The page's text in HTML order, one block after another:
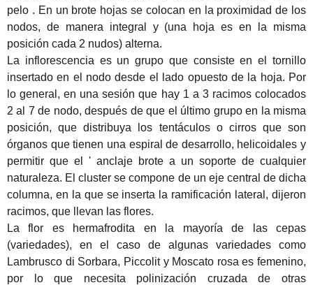
pelo . En un brote hojas se colocan en la proximidad de los
nodos, de manera integral y (una hoja es en la misma
posición cada 2 nudos) alterna.
La inflorescencia es un grupo que consiste en el tornillo
insertado en el nodo desde el lado opuesto de la hoja. Por
lo general, en una sesión que hay 1 a 3 racimos colocados
2 al 7 de nodo, después de que el último grupo en la misma
posición, que distribuya los tentáculos o cirros que son
órganos que tienen una espiral de desarrollo, helicoidales y
permitir que el ' anclaje brote a un soporte de cualquier
naturaleza. El cluster se compone de un eje central de dicha
columna, en la que se inserta la ramificación lateral, dijeron
racimos, que llevan las flores.
La flor es hermafrodita en la mayoría de las cepas
(variedades), en el caso de algunas variedades como
Lambrusco di Sorbara, Piccolit y Moscato rosa es femenino,
por lo que necesita polinización cruzada de otras